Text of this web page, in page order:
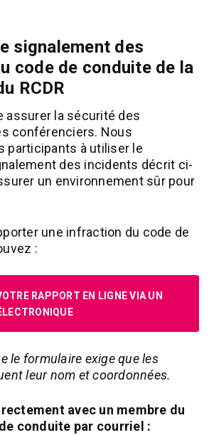
signalement des
code de conduite de la
RCDR
assurer la sécurité des
conférenciers. Nous
participants à utiliser le
des incidents décrit ci-
un environnement sûr pour
une infraction du code de
:
RAPPORT EN LIGNE VIA UN
le formulaire exige que les
leur nom et coordonnées.
avec un membre du
conduite par courriel :